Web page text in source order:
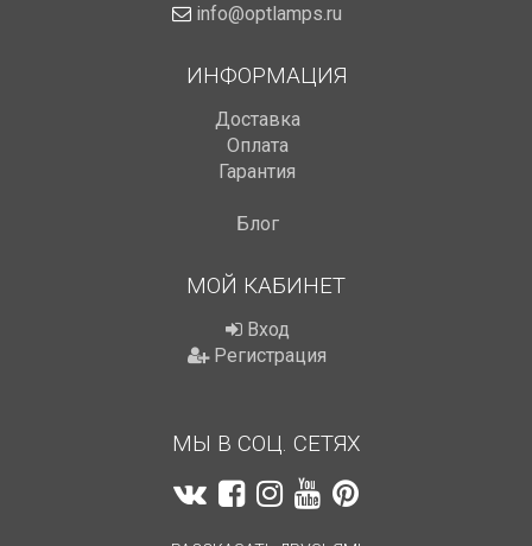
info@optlamps.ru
ИНФОРМАЦИЯ
Доставка
Оплата
Гарантия
Блог
МОЙ КАБИНЕТ
Вход
Регистрация
МЫ В СОЦ. СЕТЯХ